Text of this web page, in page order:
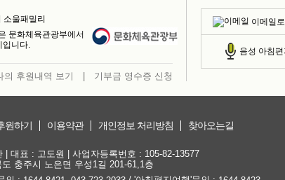
소울패밀리
문화체육관광부에서
입니다.
의 후원내역 보기 기부금 영수증 신청
이메일
음성 아침편
원하기 이용약관 개인정보 처리방침 찾아오는길
| 대표 : 고도원 | 사업자등록번호 : 105-82-13577
충주시 노은면 우성1길 201-61,1층